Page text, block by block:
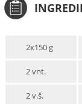
2x150 g
2 vnt.
2 v.š.